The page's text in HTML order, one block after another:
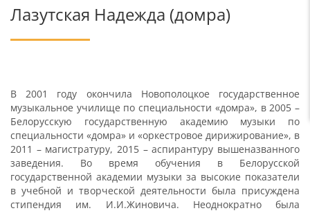
Лазутская Надежда (домра)
В 2001 году окончила Новополоцкое государственное
музыкальное училище по специальности «домра», в 2005 –
Белорусскую государственную академию музыки по
специальности «домра» и «оркестровое дирижирование», в
2011 – магистратуру, 2015 – аспирантуру вышеназванного
заведения. Во время обучения в Белорусской
государственной академии музыки за высокие показатели
в учебной и творческой деятельности была присуждена
стипендия им. И.И.Жиновича. Неоднократно была